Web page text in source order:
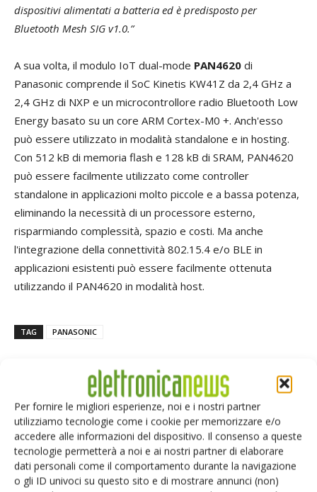
Per fornire le migliori esperienze, noi e i nostri partner
utilizziamo tecnologie come i cookie per memorizzare e/o
accedere alle informazioni del dispositivo. Il consenso a queste
tecnologie permetterà a noi e ai nostri partner di elaborare
dati personali come il comportamento durante la navigazione
o gli ID univoci su questo sito e di mostrare annunci (non)
dispositivi alimentati a batteria ed è predisposto per
Bluetooth Mesh SIG v1.0.”
A sua volta, il modulo IoT dual-mode PAN4620 di
Panasonic comprende il SoC Kinetis KW41Z da 2,4 GHz a
2,4 GHz di NXP e un microcontrollore radio Bluetooth Low
Energy basato su un core ARM Cortex-M0 +. Anch'esso
può essere utilizzato in modalità standalone e in hosting.
Con 512 kB di memoria flash e 128 kB di SRAM, PAN4620
può essere facilmente utilizzato come controller
standalone in applicazioni molto piccole e a bassa potenza,
eliminando la necessità di un processore esterno,
risparmiando complessità, spazio e costi. Ma anche
l'integrazione della connettività 802.15.4 e/o BLE in
applicazioni esistenti può essere facilmente ottenuta
utilizzando il PAN4620 in modalità host.
TAG PANASONIC
Facebook Twitter
ARTICOLI CORRELATI ALTRO DALL'AUTORE